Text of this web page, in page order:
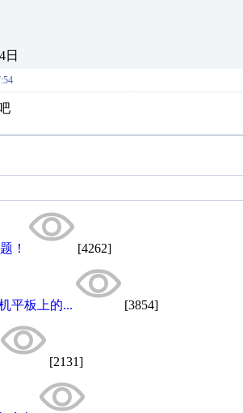
日
！ [4262]
平板上的... [3854]
[2131]